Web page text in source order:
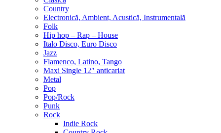
Country
Electronică, Ambient, Acustică, Instrumentală
Folk
Hip hop – Rap – House
Italo Disco, Euro Disco
Jazz
Flamenco, Latino, Tango
Maxi Single 12″ anticariat
Metal
Pop
Pop/Rock
Punk
Rock
Indie Rock